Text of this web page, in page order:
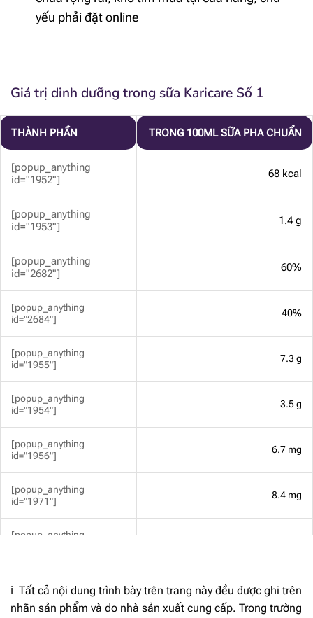
yếu phải đặt online
Giá trị dinh dưỡng trong sữa Karicare Số 1
THÀNH PHẦN TRONG 100ML SỮA PHA CHUẨN
[popup_anything
id="1952"]
68 kcal
[popup_anything
id="1953"]
1.4 g
[popup_anything
id="2682"]
60%
[popup_anything
id="2684"]
40%
[popup_anything
id="1955"]
7.3 g
[popup_anything
id="1954"]
3.5 g
[popup_anything
id="1956"]
6.7 mg
[popup_anything
id="1971"]
8.4 mg
[popup_anything
id="1913"]
0.99 mg
ℹ️ Tất cả nội dung trình bày trên trang này đều được ghi trên
nhãn sản phẩm và do nhà sản xuất cung cấp. Trong trường